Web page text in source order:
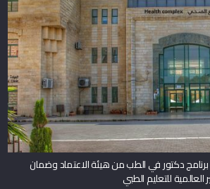
دكتور في الطب من هيئة الاعتماد وضمان
للتعليم الطبي